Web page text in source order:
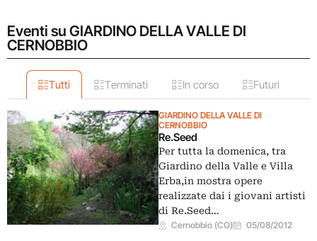
Eventi su GIARDINO DELLA VALLE DI
CERNOBBIO
Tutti Terminati In corso Futuri
GIARDINO DELLA VALLE DI
CERNOBBIO
Re.Seed
Per tutta la domenica, tra
Giardino della Valle e Villa
Erba,in mostra opere
realizzate dai i giovani artisti
di Re.Seed…
Cernobbio (CO) 05/08/2012